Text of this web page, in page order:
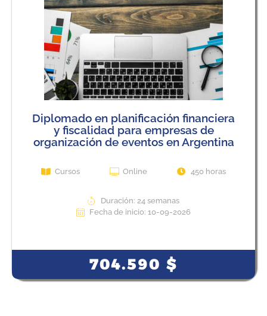
Diplomado en planificación financiera
y fiscalidad para empresas de
organización de eventos en Argentina
Cursos Online 450 horas
Duración: 24 semanas
Fecha de inicio: 10-09-2026
704.590$